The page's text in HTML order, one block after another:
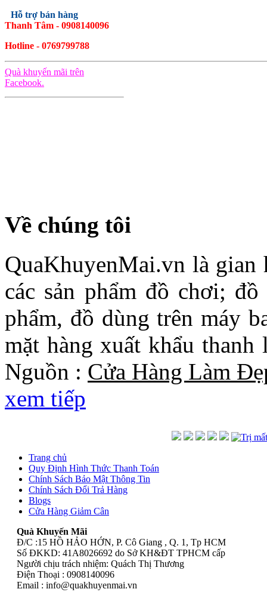
Hỗ trợ bán hàng
Thanh Tâm - 0908140096
Hotline - 0769799788
Quà khuyến mãi trên
Facebook.
Về chúng tôi
QuaKhuyenMai.vn là gian
các sản phẩm đồ chơi;
phẩm, đồ dùng trên máy
mặt hàng xuất khẩu
Nguồn : Cửa Hàng Làm
xem tiếp
Trang chủ
Quy Định Hình Thức Thanh Toán
Chính Sách Bảo Mật Thông Tin
Chính Sách Đổi Trả Hàng
Blogs
Cửa Hàng Giảm Cân
Quà Khuyến Mãi
Đ/C :15 HỒ HẢO HỚN, P. Cô Giang , Q. 1, Tp HCM
Số ĐKKD: 41A8026692 do Sở KH&ĐT TPHCM cấp
Người chịu trách nhiệm: Quách Thị Thương
Điện Thoại : 0908140096
Email : info@quakhuyenmai.vn